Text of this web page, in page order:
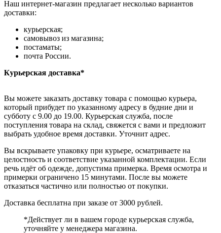
Наш интернет-магазин предлагает несколько вариантов
доставки:
курьерская;
самовывоз из магазина;
постаматы;
почта России.
Курьерская доставка*
Вы можете заказать доставку товара с помощью курьера,
который прибудет по указанному адресу в будние дни и
субботу с 9.00 до 19.00. Курьерская служба, после
поступления товара на склад, свяжется с вами и предложит
выбрать удобное время доставки. Уточнит адрес.
Вы вскрываете упаковку при курьере, осматриваете на
целостность и соответствие указанной комплектации. Если
речь идёт об одежде, допустима примерка. Время осмотра и
примерки ограничено 15 минутами. После вы можете
отказаться частично или полностью от покупки.
Доставка бесплатна при заказе от 3000 рублей.
*Действует ли в вашем городе курьерская служба,
уточняйте у менеджера магазина.